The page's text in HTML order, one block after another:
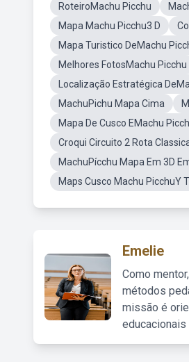
RoteiroMachu Picchu
Mapa Machu Picchu3 D
Mapa Turistico DeMachu
Melhores FotosMachu Picchu
Localização Estratégica
MachuPichu Mapa Cima
Mapa De Cusco EMachu
Croqui Circuito 2 Rota
MachuPícchu Mapa Em 3D
Maps Cusco Machu PicchuY
Emelie
Como
métodos
missão é